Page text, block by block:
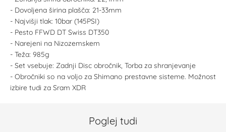
- Dovoljena širina plašča: 21-33mm
- Najvišji tlak: 10bar (145PSI)
- Pesto FFWD DT Swiss DT350
- Narejeni na Nizozemskem
- Teža: 985g
- Set vsebuje: Zadnji Disc obročnik, Torba za shranjevanje
- Obročniki so na voljo za Shimano prestavne sisteme. Možnost
izbire tudi za Sram XDR
Poglej tudi